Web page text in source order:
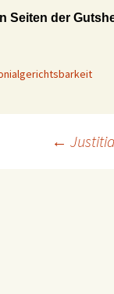
Seiten der
←